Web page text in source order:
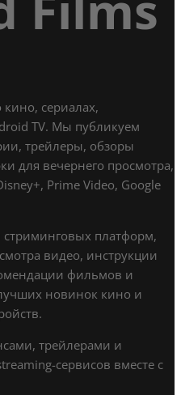
сериалах,
TV. Мы публикуем
трейлеры, обзоры
для вечернего просмотра,
Prime Video, Google
стриминговых платформ,
видео, инструкции
фильмов и
новинок кино и
трейлерами и
сервисов вместе с